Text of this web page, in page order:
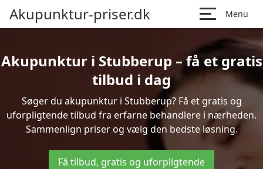
Akupunktur-priser.dk Menu
Akupunktur i Stubberup – få et gratis
tilbud i dag
Søger du akupunktur i Stubberup? Få et gratis og
uforpligtende tilbud fra erfarne behandlere i nærheden.
Sammenlign priser og vælg den bedste løsning.
Få tilbud, gratis og uforpligtende